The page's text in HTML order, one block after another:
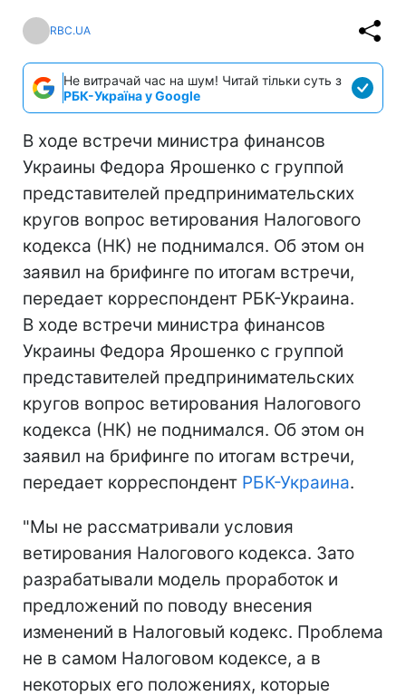
RBC.UA
Не витрачай час на шум! Читай тільки суть з
РБК-Україна у Google
В ходе встречи министра финансов
Украины Федора Ярошенко с группой
представителей предпринимательских
кругов вопрос ветирования Налогового
кодекса (НК) не поднимался. Об этом он
заявил на брифинге по итогам встречи,
передает корреспондент РБК-Украина.
В ходе встречи министра финансов
Украины Федора Ярошенко с группой
представителей предпринимательских
кругов вопрос ветирования Налогового
кодекса (НК) не поднимался. Об этом он
заявил на брифинге по итогам встречи,
передает корреспондент РБК-Украина.
"Мы не рассматривали условия
ветирования Налогового кодекса. Зато
разрабатывали модель проработок и
предложений по поводу внесения
изменений в Налоговый кодекс. Проблема
не в самом Налоговом кодексе, а в
некоторых его положениях, которые